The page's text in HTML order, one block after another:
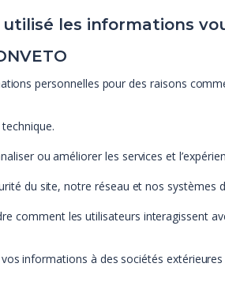
les informations
personnelles pour des raisons
ou améliorer les services et
du site, notre réseau et nos systèmes
comment les utilisateurs interagissent
informations à des sociétés